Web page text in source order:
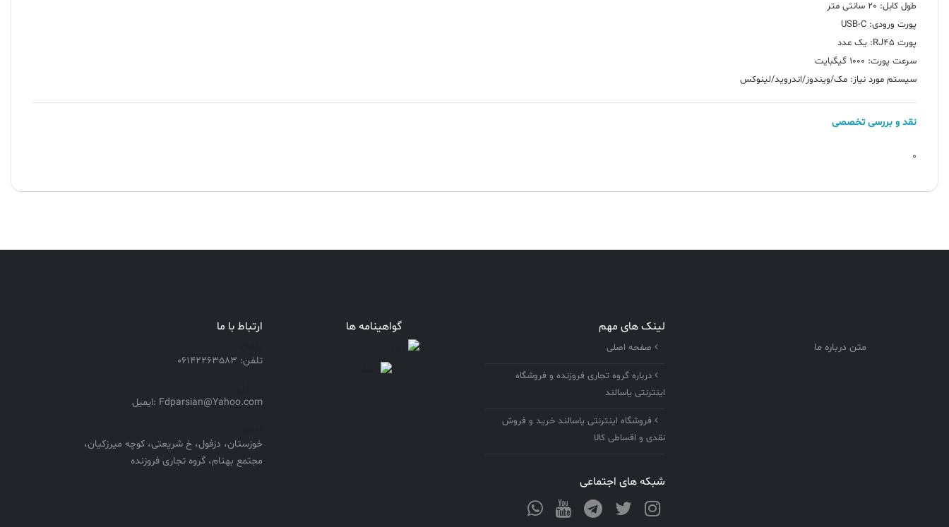
سیستم مورد نیاز: مک/ویندوز/اندروید/لینوکس
نقد و بررسی تخصصی
0
متن درباره ما
لینک های مهم
صفحه اصلی
درباره گروه تجاری فروزنده و فروشگاه
اینترنتی یاسالند
فروشگاه اینترنتی یاسالند خرید و فروش
نقدی و اقساطی کالا
شبکه های اجتماعی
گواهینامه ها
ارتباط با ما
تلفن: 06142263583
Fdparsian@Yahoo.com :ایمیل
خوزستان، دزفول، خ شریعتی، کوچه میرزکیان،
مجتمع بهنام، گروه تجاری فروزنده